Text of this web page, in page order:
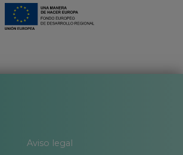
Aviso legal